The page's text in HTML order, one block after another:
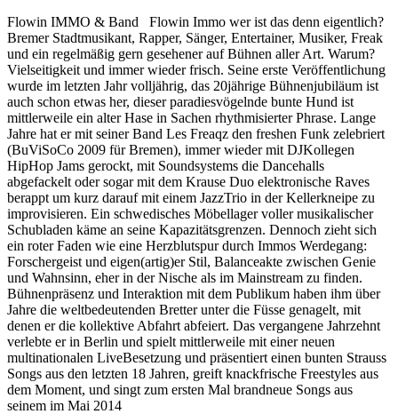
Flowin IMMO & Band Flowin Immo wer ist das denn eigentlich?
Bremer Stadtmusikant, Rapper, Sänger, Entertainer, Musiker, Freak
und ein regelmäßig gern gesehener auf Bühnen aller Art. Warum?
Vielseitigkeit und immer wieder frisch. Seine erste Veröffentlichung
wurde im letzten Jahr volljährig, das 20jährige Bühnenjubiläum ist
auch schon etwas her, dieser paradiesvögelnde bunte Hund ist
mittlerweile ein alter Hase in Sachen rhythmisierter Phrase. Lange
Jahre hat er mit seiner Band Les Freaqz den freshen Funk zelebriert
(BuViSoCo 2009 für Bremen), immer wieder mit DJKollegen
HipHop Jams gerockt, mit Soundsystems die Dancehalls
abgefackelt oder sogar mit dem Krause Duo elektronische Raves
berappt um kurz darauf mit einem JazzTrio in der Kellerkneipe zu
improvisieren. Ein schwedisches Möbellager voller musikalischer
Schubladen käme an seine Kapazitätsgrenzen. Dennoch zieht sich
ein roter Faden wie eine Herzblutspur durch Immos Werdegang:
Forschergeist und eigen(artig)er Stil, Balanceakte zwischen Genie
und Wahnsinn, eher in der Nische als im Mainstream zu finden.
Bühnenpräsenz und Interaktion mit dem Publikum haben ihm über
Jahre die weltbedeutenden Bretter unter die Füsse genagelt, mit
denen er die kollektive Abfahrt abfeiert. Das vergangene Jahrzehnt
verlebte er in Berlin und spielt mittlerweile mit einer neuen
multinationalen LiveBesetzung und präsentiert einen bunten Strauss
Songs aus den letzten 18 Jahren, greift knackfrische Freestyles aus
dem Moment, und singt zum ersten Mal brandneue Songs aus
seinem im Mai 2014